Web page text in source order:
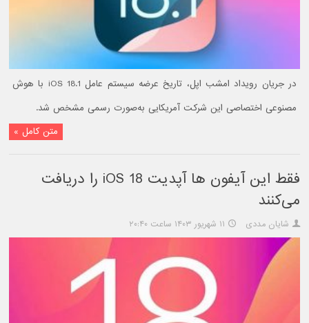
در جریان رویداد امشب اپل، تاریخ عرضه سیستم عامل iOS 18.1 با هوش
مصنوعی اختصاصی این شرکت آمریکایی به‌صورت رسمی مشخص شد.
متن کامل »
فقط این آیفون ها آپدیت iOS 18 را دریافت
می‌کنند
شایان مددی ۱۱ شهریور ۱۴۰۳ ساعت ۲۰:۴۰